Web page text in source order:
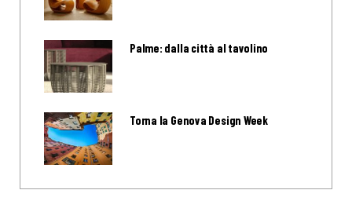
Palme: dalla città al tavolino
Torna la Genova Design Week